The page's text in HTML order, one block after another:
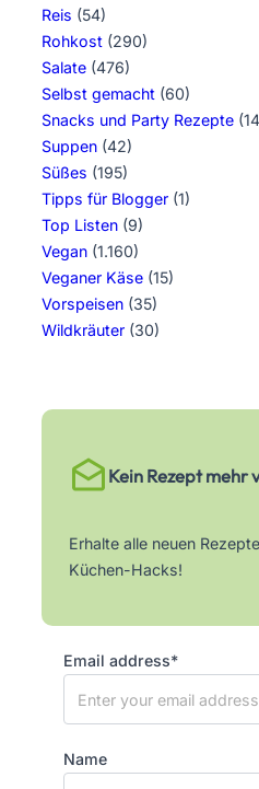
Reis (54)
Rohkost (290)
Salate (476)
Selbst gemacht (60)
Snacks und Party Rezepte
Suppen (42)
Süßes (195)
Tipps für Blogger (1)
Top Listen (9)
Vegan (1.160)
Veganer Käse (15)
Vorspeisen (35)
Wildkräuter (30)
Kein Rezept mehr
Erhalte alle neuen
Küchen-Hacks!
Email address*
Name